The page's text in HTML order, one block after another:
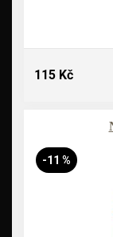
115 Kč
-11 %